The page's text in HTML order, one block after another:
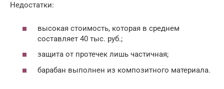
Недостатки:
высокая стоимость, которая в среднем
составляет 40 тыс. руб.;
защита от протечек лишь частичная;
барабан выполнен из композитного материала.